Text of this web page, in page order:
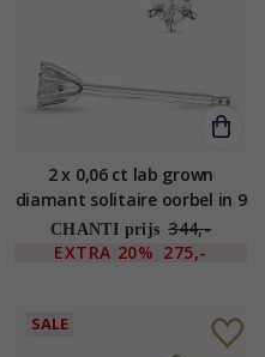
2 x 0,06 ct lab grown
diamant solitaire oorbel in 9
karaat witgoud met lab
grown diamant
CHANTI prijs 344,-
EXTRA 20% 275,-
SALE